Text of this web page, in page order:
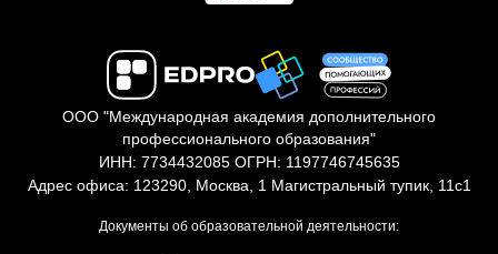
ООО "Международная академия дополнительного
профессионального образования"
ИНН: 7734432085 ОГРН: 1197746745635
Адрес офиса: 123290, Москва, 1 Магистральный тупик, 11с1
Документы об образовательной деятельности: